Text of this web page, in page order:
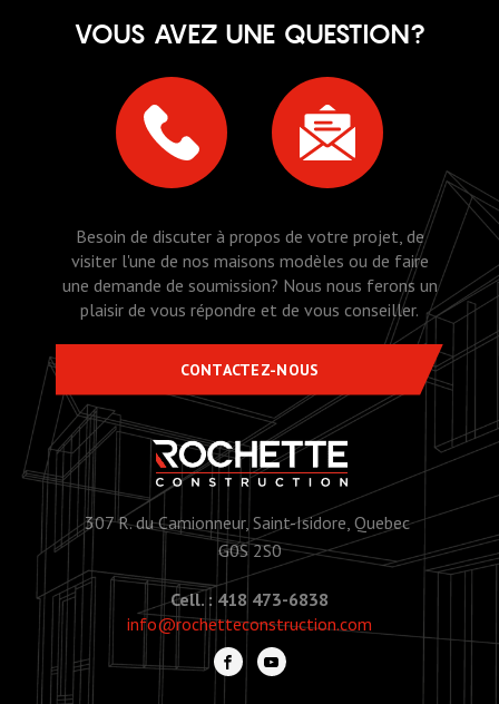
VOUS AVEZ UNE QUESTION?
Besoin de discuter à propos de votre projet, de
visiter l'une de nos maisons modèles ou de faire
une demande de soumission? Nous nous ferons un
plaisir de vous répondre et de vous conseiller.
CONTACTEZ-NOUS
307 R. du Camionneur, Saint-Isidore, Quebec
G0S 2S0
Cell. : 418 473-6838
info@rochetteconstruction.com